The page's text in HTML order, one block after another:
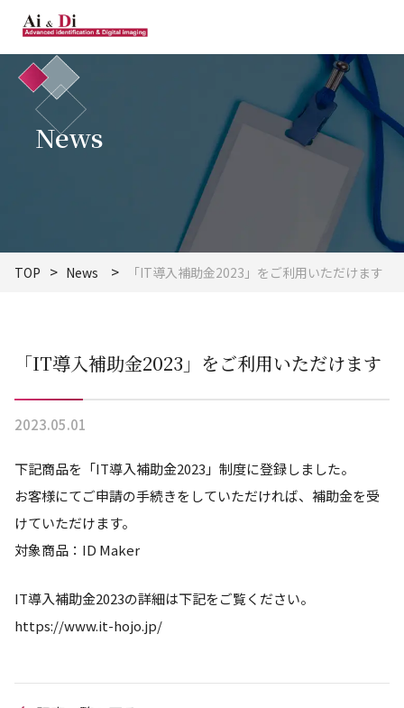
News
TOP News 「IT導入補助金2023」をご利用いただけます
「IT導入補助金2023」をご利用いただけます
2023.05.01
下記商品を「IT導入補助金2023」制度に登録しました。
お客様にてご申請の手続きをしていただければ、補助金を受
けていただけます。
対象商品：ID Maker
IT導入補助金2023の詳細は下記をご覧ください。
https://www.it-hojo.jp/